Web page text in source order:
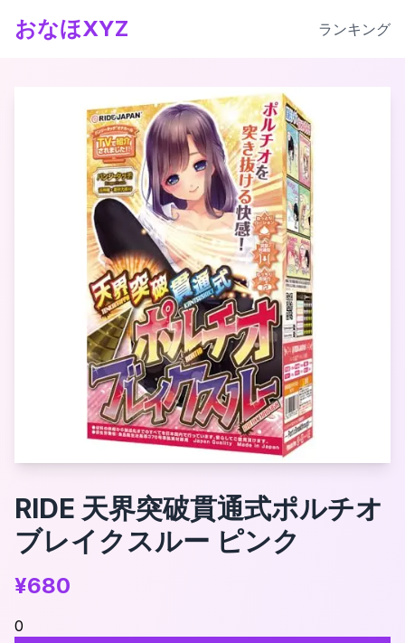
おなほXYZ ランキング
RIDE 天界突破貫通式ポルチオ
ブレイクスルー ピンク
¥680
0